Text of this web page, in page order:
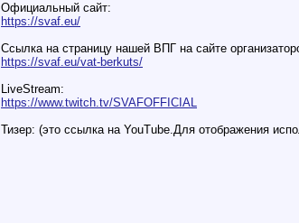
Официальный сайт:
https://svaf.eu/
Ссылка на страницу нашей ВПГ на сайте
https://svaf.eu/vat-berkuts/
LiveStream:
https://www.twitch.tv/SVAFOFFICIAL
Тизер: (это ссылка на YouTube.Для отображения